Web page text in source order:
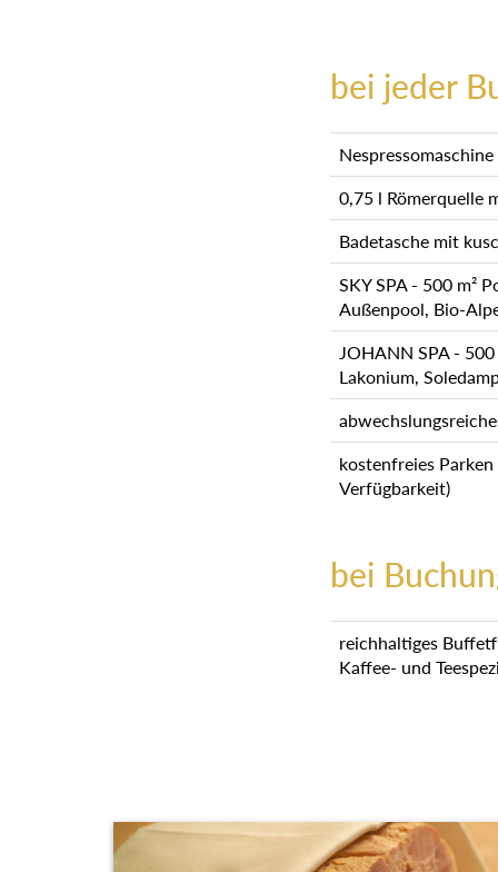
bei jeder
0,75 l Römerquelle
Badetasche mit
SKY SPA - 500 m²
Außenpool, Bio-
JOHANN SPA -
Lakonium,
kostenfreies
Verfügbarkeit)
bei
reichhaltiges
Kaffee- und